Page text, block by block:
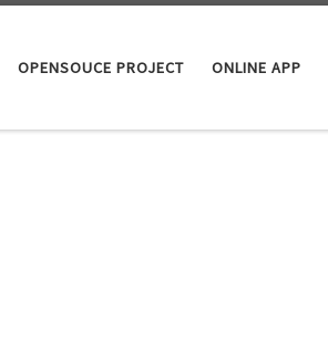
OPENSOUCE PROJECT ONLINE APP